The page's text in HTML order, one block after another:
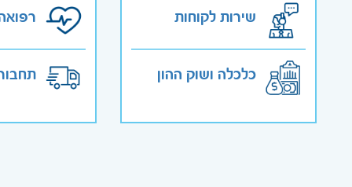
שירות לקוחות
כלכלה ושוק ההון